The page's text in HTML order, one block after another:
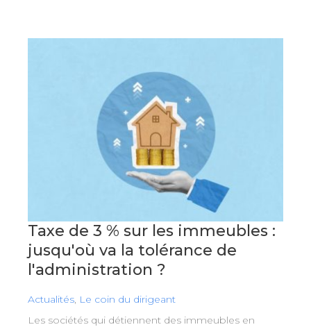
Taxe de 3 % sur les immeubles :
jusqu'où va la tolérance de
l'administration ?
Actualités, Le coin du dirigeant
Les sociétés qui détiennent des immeubles en